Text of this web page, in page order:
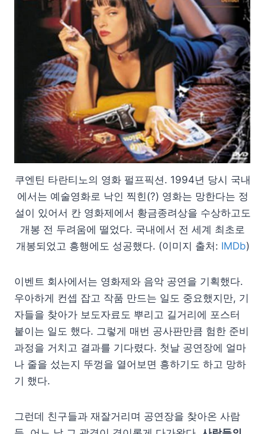
쿠엔틴 타란티노의 영화 펄프픽션. 1994년 당시 국내
에서는 예술영화로 낙인 찍힌(?) 영화는 망한다는 정
설이 있어서 칸 영화제에서 황금종려상을 수상하고도
개봉 전 두려움에 떨었다. 국내에서 전 세계 최초로
개봉되었고 흥행에도 성공했다. (이미지 출처: IMDb)
이벤트 회사에서는 영화제와 음악 공연을 기획했다.
우아하게 컨셉 잡고 작품 만드는 일도 중요했지만, 기
자들을 찾아가 보도자료도 뿌리고 길거리에 포스터
붙이는 일도 했다. 그렇게 매번 공사판만큼 험한 준비
과정을 거치고 결과를 기다렸다. 첫날 공연장에 얼마
나 줄을 섰는지 뚜껑을 열어보면 흥하기도 하고 망하
기 했다.
그런데 친구들과 재잘거리며 공연장을 찾아온 사람